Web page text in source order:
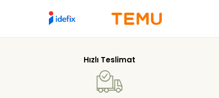
Hızlı Teslimat